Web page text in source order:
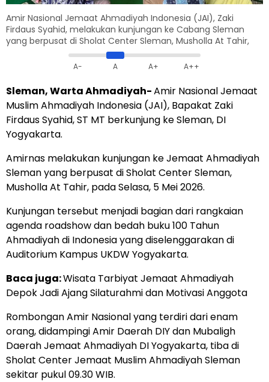
Amir Nasional Jemaat Ahmadiyah Indonesia (JAI), Zaki
Firdaus Syahid, melakukan kunjungan ke Cabang Sleman
yang berpusat di Sholat Center Sleman, Musholla At Tahir,
A- A A+ A++
Sleman, Warta Ahmadiyah-Amir Nasional Jemaat
Muslim Ahmadiyah Indonesia (JAI), Bapakat Zaki
Firdaus Syahid, ST MT berkunjung ke Sleman, DI
Yogyakarta.
Amirnas melakukan kunjungan ke Jemaat Ahmadiyah
Sleman yang berpusat di Sholat Center Sleman,
Musholla At Tahir, pada Selasa, 5 Mei 2026.
Kunjungan tersebut menjadi bagian dari rangkaian
agenda roadshow dan bedah buku 100 Tahun
Ahmadiyah di Indonesia yang diselenggarakan di
Auditorium Kampus UKDW Yogyakarta.
Baca juga:Wisata Tarbiyat Jemaat Ahmadiyah
Depok Jadi Ajang Silaturahmi dan Motivasi Anggota
Rombongan Amir Nasional yang terdiri dari enam
orang, didampingi Amir Daerah DIY dan Mubaligh
Daerah Jemaat Ahmadiyah DI Yogyakarta, tiba di
Sholat Center Jemaat Muslim Ahmadiyah Sleman
sekitar pukul 09.30 WIB.